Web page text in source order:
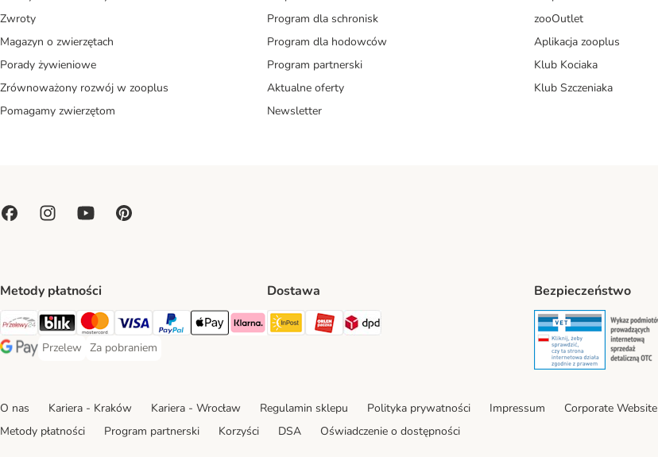
Zwroty
Magazyn o zwierzętach
Porady żywieniowe
Zrównoważony rozwój w zooplus
Pomagamy zwierzętom
Program dla schronisk
Program dla hodowców
Program partnerski
Aktualne oferty
Newsletter
zooOutlet
Aplikacja zooplus
Klub Kociaka
Klub Szczeniaka
Metody płatności
Przelewy24 Payment Method
Blik Payment Method
MasterCard Payment Method
Visa Payment Method
PayPal Payment Method
Apple Pay Payment Method
Klarna Payment Method
Google Pay Payment Method
Przelew
Przelew Payment Method
Za pobraniem
Za pobraniem Payment Method
Dostawa
Paczkomat® Shipping Method
ORLEN Paczka Shipping Method
Bezpieczeństwo
Security
O nas Kariera - Kraków Kariera - Wrocław Regulamin sklepu Polityka prywatności Impressum Corporate Website
Metody płatności
Program partnerski Korzyści DSA Oświadczenie o dostępności